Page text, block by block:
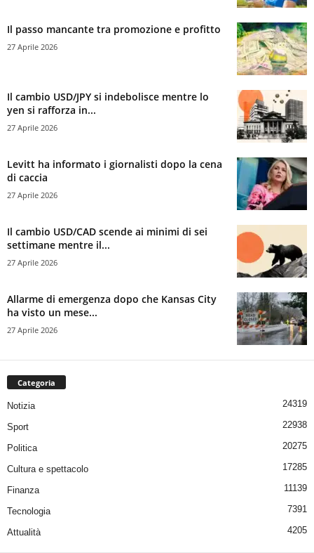
Il passo mancante tra promozione e profitto
27 Aprile 2026
Il cambio USD/JPY si indebolisce mentre lo
yen si rafforza in...
27 Aprile 2026
Levitt ha informato i giornalisti dopo la cena
di caccia
27 Aprile 2026
Il cambio USD/CAD scende ai minimi di sei
settimane mentre il...
27 Aprile 2026
Allarme di emergenza dopo che Kansas City
ha visto un mese...
27 Aprile 2026
Categoria
Notizia 24319
Sport 22938
Politica 20275
Cultura e spettacolo 17285
Finanza 11139
Tecnologia 7391
Attualità 4205